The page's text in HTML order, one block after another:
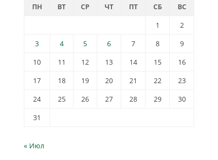
ПН ВТ СР ЧТ ПТ СБ
ВС
1
2
3
4 5 6 7 8
9
10
11 12 13 14 15
16
17
18 19 20 21 22
23
24
25 26 27 28 29
30
31
« Июл